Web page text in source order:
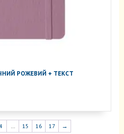
РОЖЕВИЙ + ТЕКСТ
15 16 17 →